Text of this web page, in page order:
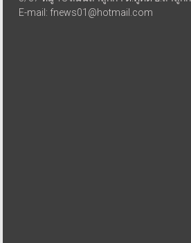
E-mail: fnews01@hotmail.com